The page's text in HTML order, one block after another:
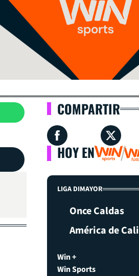
COMPARTIR
HOY EN
LIGA DIMAYOR
Once Caldas
América de Cali
Win +
Win Sports